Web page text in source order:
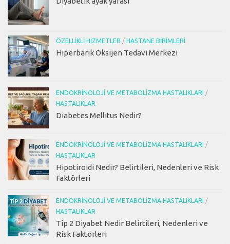
ÖZELLIKLI HIZMETLER / HASTANE BIRIMLERI
Hiperbarik Oksijen Tedavi Merkezi
ENDOKRINOLOJI VE METABOLIZMA HASTALIKLARI /
HASTALIKLAR
Diabetes Mellitus Nedir?
ENDOKRINOLOJI VE METABOLIZMA HASTALIKLARI /
HASTALIKLAR
Hipotiroidi Nedir? Belirtileri, Nedenleri ve Risk
Faktörleri
ENDOKRINOLOJI VE METABOLIZMA HASTALIKLARI /
HASTALIKLAR
Tip 2 Diyabet Nedir Belirtileri, Nedenleri ve
Risk Faktörleri